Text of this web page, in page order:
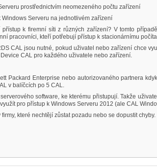
prostřednictvím neomezeného počtu zařízení
Serveru na jednotlivém zařízení
k firemní síti z různých zařízení? V tomto
pracovníci, kteří potřebují přístup k stacionárnímu
CAL jsou nutné, pokud uživatel nebo zařízení chce
CAL pro každého uživatele nebo zařízení.
Packard Enterprise nebo autorizovaného partnera
v balíčcích po 5 CAL.
software, ke kterému přistupují. Takže
pro přístup k Windows Serveru 2012 (ale CAL
které nechtějí zůstat pozadu nebo se dopustit chyby.